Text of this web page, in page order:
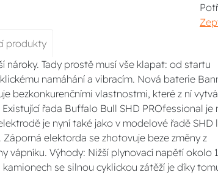
produkty
Tady prostě musí vše klapat: od startu
namáhání a vibracím. Nová baterie
bezkonkurenčními vlastnostmi, které z ní
řada Buffalo Bull SHD PROfessional je
je nyní také jako v modelové řadě SHD
elektorda se zhotovuje beze změny z
vápníku. Výhody: Nižší plynovací napětí okolo
se silnou cyklickou zátěží je díky